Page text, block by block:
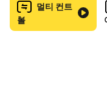
🎴 쉽고 간편한 맞고,
- 사랑스러운 캐릭터
멀티 컨트
롤